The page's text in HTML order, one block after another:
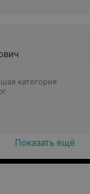
категория
Показать ещё